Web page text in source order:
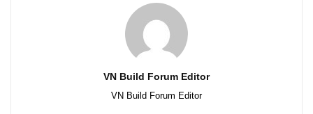
VN Build Forum Editor
VN Build Forum Editor